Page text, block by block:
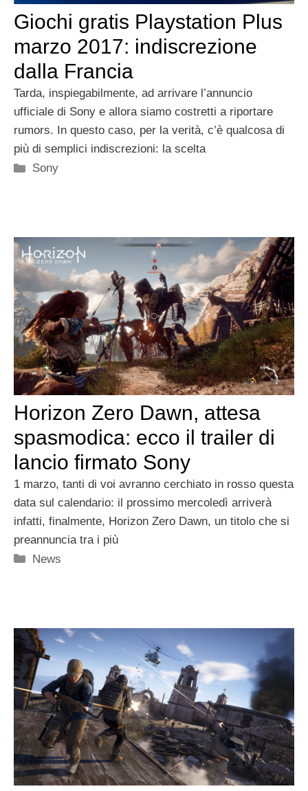
Giochi gratis Playstation Plus
marzo 2017: indiscrezione
dalla Francia
Tarda, inspiegabilmente, ad arrivare l’annuncio
ufficiale di Sony e allora siamo costretti a riportare
rumors. In questo caso, per la verità, c’è qualcosa di
più di semplici indiscrezioni: la scelta
Categorie
Sony
Horizon Zero Dawn, attesa
spasmodica: ecco il trailer di
lancio firmato Sony
1 marzo, tanti di voi avranno cerchiato in rosso questa
data sul calendario: il prossimo mercoledì arriverà
infatti, finalmente, Horizon Zero Dawn, un titolo che si
preannuncia tra i più
Categorie
News